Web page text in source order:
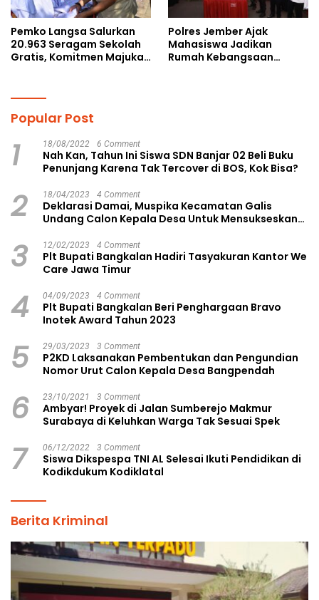
Pemko Langsa Salurkan
20.963 Seragam Sekolah
Gratis, Komitmen Majukan
Polres Jember Ajak
Mahasiswa Jadikan
Rumah Kebangsaan
Popular Post
1 18/08/2022 6 Comment
Nah Kan, Tahun Ini Siswa SDN Banjar 02 Beli Buku
Penunjang Karena Tak Tercover di BOS, Kok Bisa?
2 18/04/2023 4 Comment
Deklarasi Damai, Muspika Kecamatan Galis
Undang Calon Kepala Desa Untuk Mensukseskan
3 12/02/2023 4 Comment
Plt Bupati Bangkalan Hadiri Tasyakuran Kantor We
Care Jawa Timur
4 04/09/2023 4 Comment
Plt Bupati Bangkalan Beri Penghargaan Bravo
Inotek Award Tahun 2023
5 29/03/2023 3 Comment
P2KD Laksanakan Pembentukan dan Pengundian
Nomor Urut Calon Kepala Desa Bangpendah
6 23/10/2021 3 Comment
Ambyar! Proyek di Jalan Sumberejo Makmur
Surabaya di Keluhkan Warga Tak Sesuai Spek
7 06/12/2022 3 Comment
Siswa Dikspespa TNI AL Selesai Ikuti Pendidikan di
Kodikdukum Kodiklatal
Berita Kriminal